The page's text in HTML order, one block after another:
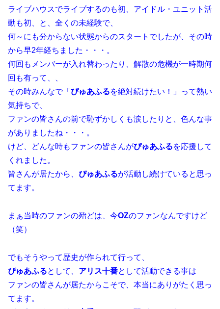
ライブハウスでライブするのも初、アイドル・ユニット活
動も初、と、全くの未経験で、
何～にも分からない状態からのスタートでしたが、その時
から早2年経ちました・・・。
何回もメンバーが入れ替わったり、解散の危機が一時期何
回も有って、、
その時みんなで「 ぴゅあふるを絶対続けたい！」って熱い
気持ちで、
ファンの皆さんの前で恥ずかしくも涙したりと、色んな事
がありましたね・・・。
けど、どんな時もファンの皆さんがぴゅあふるを応援して
くれました。
皆さんが居たから、 ぴゅあふるが活動し続けていると思っ
てます。
まぁ当時のファンの殆どは、今OZのファンなんですけど
（笑）
でもそうやって歴史が作られて行って、
ぴゅあふるとして、 アリス十番として活動できる事は
ファンの皆さんが居たからこそで、本当にありがたく思っ
てます。